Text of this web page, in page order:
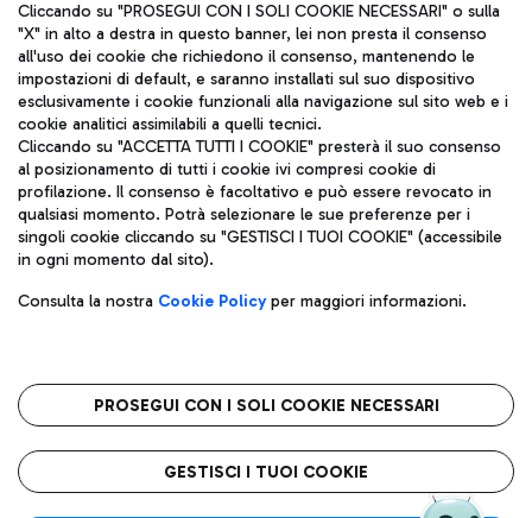
Aeroporti di Roma S.p.A. - Società soggetta a direzione e
coordinamento di Mundys S.p.A.
Codice fiscale e Registro delle Imprese di Roma 13032990155 P.
IVA 06572251004
Capitale sociale 62.224.743,00 int. vers.
Sede legale: Via Pier Paolo Racchetti 1 - 00054 Fiumicino (RM)
telefono +39 06 65951
Privacy policy
Note legali
Roma FCO
L'aeroporto stellato
Cliccando su "PROSEGUI CON I SOLI COOKIE NECESSARI" o sulla
"X" in alto a destra in questo banner, lei non presta il consenso
all'uso dei cookie che richiedono il consenso, mantenendo le
impostazioni di default, e saranno installati sul suo dispositivo
esclusivamente i cookie funzionali alla navigazione sul sito web e i
cookie analitici assimilabili a quelli tecnici.
Cliccando su "ACCETTA TUTTI I COOKIE" presterà il suo consenso
al posizionamento di tutti i cookie ivi compresi cookie di
profilazione. Il consenso è facoltativo e può essere revocato in
qualsiasi momento. Potrà selezionare le sue preferenze per i
singoli cookie cliccando su "GESTISCI I TUOI COOKIE" (accessibile
in ogni momento dal sito).
Consulta la nostra Cookie Policyper maggiori informazioni.
PROSEGUI CON I SOLI COOKIE NECESSARI
GESTISCI I TUOI COOKIE